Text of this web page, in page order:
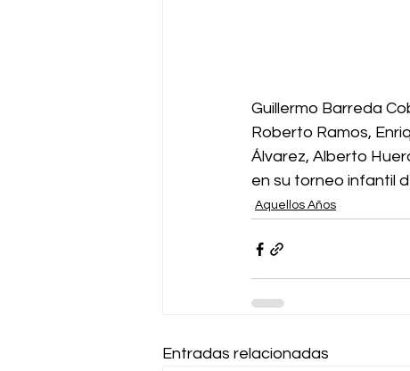
Guillermo Barreda
Roberto Ramos,
Álvarez, Alberto
en su torneo infantil
Aquellos Años
Entradas relacionadas